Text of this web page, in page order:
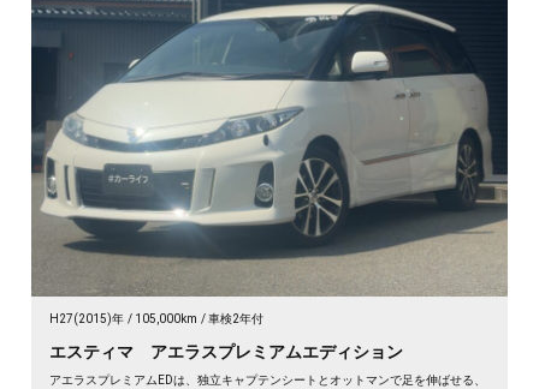
H27(2015)年 105,000km 車検2年付
エスティマ アエラスプレミアムエディション
アエラスプレミアムEDは、独立キャプテンシートとオットマンで足を伸ばせる、